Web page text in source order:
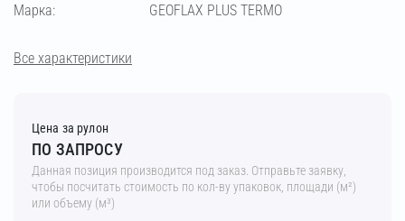
Марка:
GEOFLAX PLUS TERMO
Все характеристики
Цена за рулон
ПО ЗАПРОСУ
Данная позиция производится под заказ. Отправьте заявку,
чтобы посчитать стоимость по кол-ву упаковок, площади (м²)
или объему (м³)